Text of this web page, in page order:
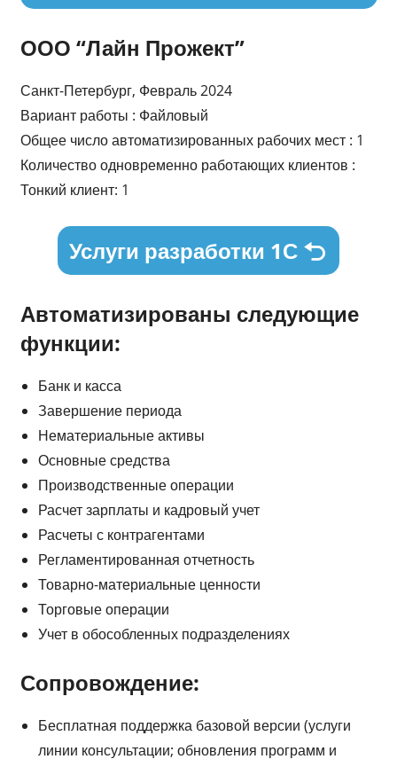
ООО “Лайн Прожект”
Санкт-Петербург, Февраль 2024
Вариант работы : Файловый
Общее число автоматизированных рабочих мест : 1
Количество одновременно работающих клиентов :
Тонкий клиент: 1
Услуги разработки 1С
Автоматизированы следующие
функции:
Банк и касса
Завершение периода
Нематериальные активы
Основные средства
Производственные операции
Расчет зарплаты и кадровый учет
Расчеты с контрагентами
Регламентированная отчетность
Товарно-материальные ценности
Торговые операции
Учет в обособленных подразделениях
Сопровождение:
Бесплатная поддержка базовой версии (услуги
линии консультации; обновления программ и